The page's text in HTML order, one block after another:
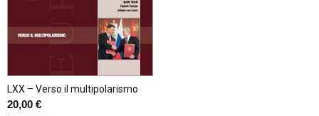
LXX – Verso il multipolarismo
20,00 €